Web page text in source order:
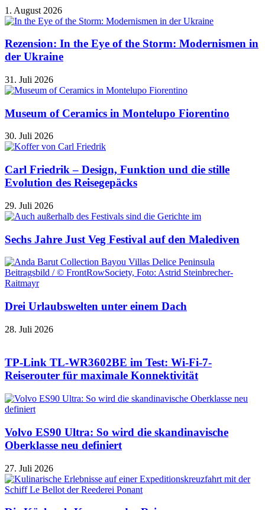
1. August 2026
Rezension: In the Eye of the Storm: Modernismen in
der Ukraine
31. Juli 2026
Museum of Ceramics in Montelupo Fiorentino
30. Juli 2026
Carl Friedrik – Design, Funktion und die stille
Evolution des Reisegepäcks
29. Juli 2026
Sechs Jahre Just Veg Festival auf den Malediven
Drei Urlaubswelten unter einem Dach
28. Juli 2026
TP-Link TL-WR3602BE im Test: Wi-Fi-7-
Reiserouter für maximale Konnektivität
Volvo ES90 Ultra: So wird die skandinavische
Oberklasse neu definiert
27. Juli 2026